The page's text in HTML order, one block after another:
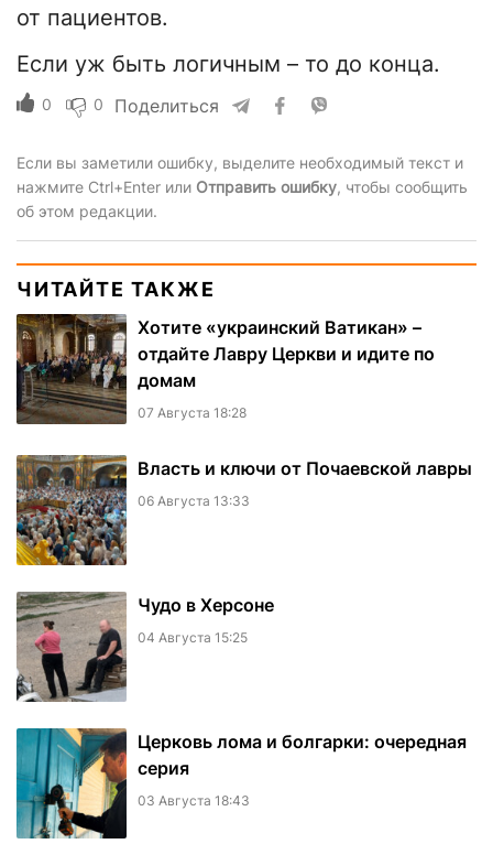
от пациентов.
Если уж быть логичным – то до конца.
0 0 Поделиться
Если вы заметили ошибку, выделите необходимый текст и
нажмите Ctrl+Enter или Отправить ошибку, чтобы сообщить
об этом редакции.
ЧИТАЙТЕ ТАКЖЕ
Хотите «украинский Ватикан» –
отдайте Лавру Церкви и идите по
домам
07 Августа 18:28
Власть и ключи от Почаевской лавры
06 Августа 13:33
Чудо в Херсоне
04 Августа 15:25
Церковь лома и болгарки: очередная
серия
03 Августа 18:43